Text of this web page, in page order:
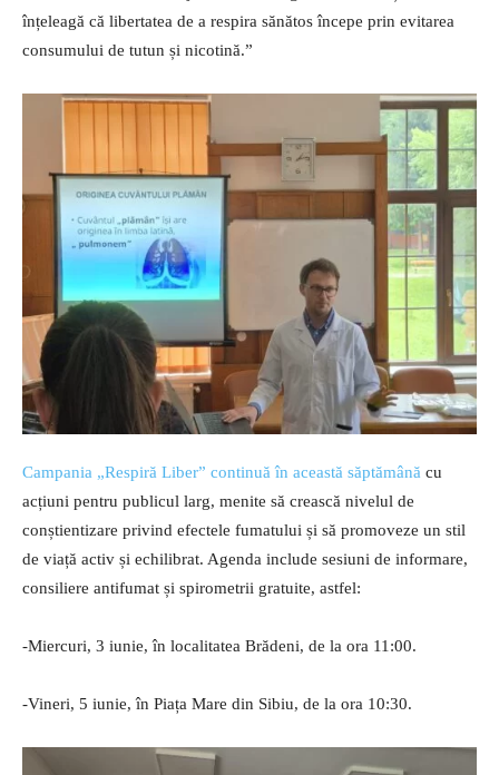
înțeleagă că libertatea de a respira sănătos începe prin evitarea
consumului de tutun și nicotină.”
Campania „Respiră Liber” continuă în această săptămână cu
acțiuni pentru publicul larg, menite să crească nivelul de
conștientizare privind efectele fumatului și să promoveze un stil
de viață activ și echilibrat. Agenda include sesiuni de informare,
consiliere antifumat și spirometrii gratuite, astfel:
-Miercuri, 3 iunie, în localitatea Brădeni, de la ora 11:00.
-Vineri, 5 iunie, în Piața Mare din Sibiu, de la ora 10:30.